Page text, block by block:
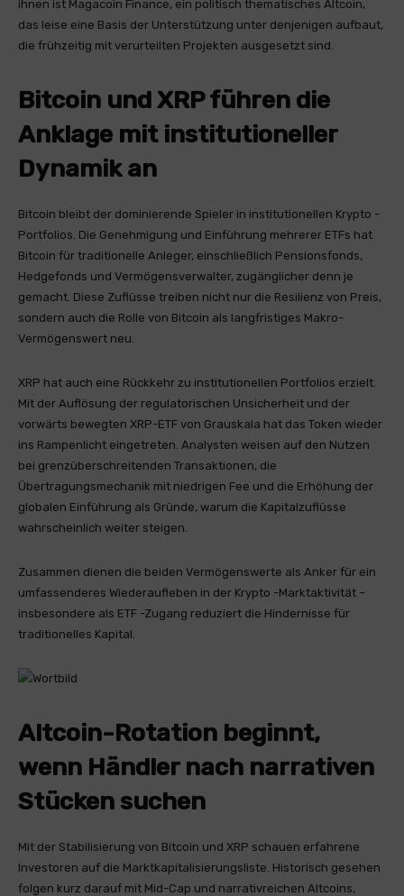
ihnen ist Magacoin Finance, ein politisch thematisches Altcoin,
das leise eine Basis der Unterstützung unter denjenigen aufbaut,
die frühzeitig mit verurteilten Projekten ausgesetzt sind.
Bitcoin und XRP führen die
Anklage mit institutioneller
Dynamik an
Bitcoin bleibt der dominierende Spieler in institutionellen Krypto -
Portfolios. Die Genehmigung und Einführung mehrerer ETFs hat
Bitcoin für traditionelle Anleger, einschließlich Pensionsfonds,
Hedgefonds und Vermögensverwalter, zugänglicher denn je
gemacht. Diese Zuflüsse treiben nicht nur die Resilienz von Preis,
sondern auch die Rolle von Bitcoin als langfristiges Makro-
Vermögenswert neu.
XRP hat auch eine Rückkehr zu institutionellen Portfolios erzielt.
Mit der Auflösung der regulatorischen Unsicherheit und der
vorwärts bewegten XRP-ETF von Grauskala hat das Token wieder
ins Rampenlicht eingetreten. Analysten weisen auf den Nutzen
bei grenzüberschreitenden Transaktionen, die
Übertragungsmechanik mit niedrigen Fee und die Erhöhung der
globalen Einführung als Gründe, warum die Kapitalzuflüsse
wahrscheinlich weiter steigen.
Zusammen dienen die beiden Vermögenswerte als Anker für ein
umfassenderes Wiederaufleben in der Krypto -Marktaktivität –
insbesondere als ETF -Zugang reduziert die Hindernisse für
traditionelles Kapital.
Altcoin-Rotation beginnt,
wenn Händler nach narrativen
Stücken suchen
Mit der Stabilisierung von Bitcoin und XRP schauen erfahrene
Investoren auf die Marktkapitalisierungsliste. Historisch gesehen
folgen kurz darauf mit Mid-Cap und narrativreichen Altcoins,